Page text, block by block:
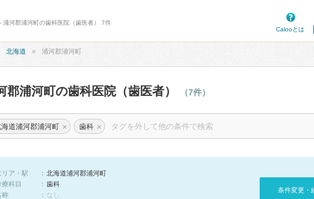
浦河郡浦河町の歯科医院（歯医者） 7件
Calooとは
北海道 浦河郡浦河町
郡浦河町の歯科医院（歯医者） （7件）
道浦河郡浦河町 × 歯科 ×
リア・駅
北海道浦河郡浦河町
療科目
歯科
称
なし
条件変更・